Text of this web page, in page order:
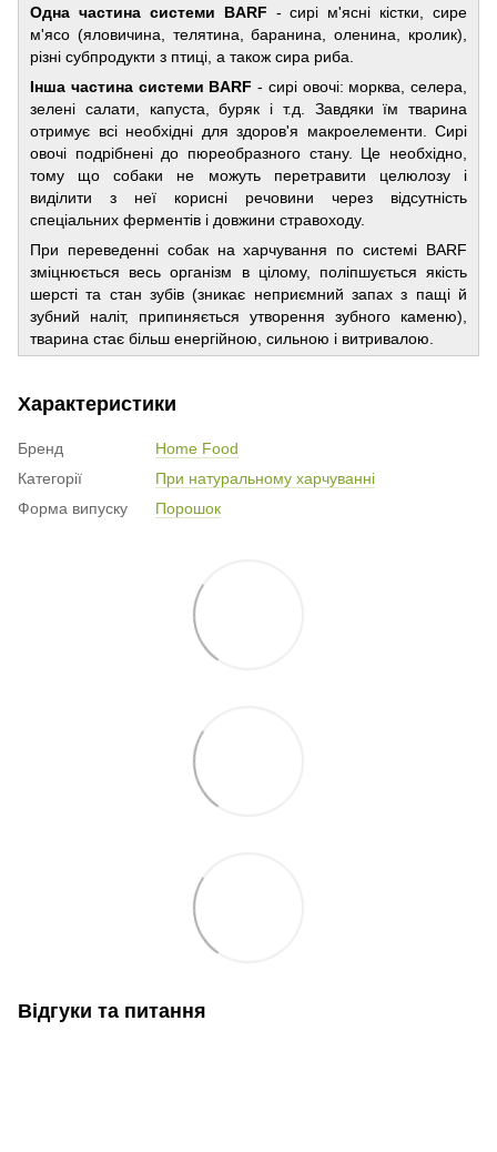
Одна частина системи BARF - сирі м'ясні кістки, сире
м'ясо (яловичина, телятина, баранина, оленина, кролик),
різні субпродукти з птиці, а також сира риба.
Інша частина системи BARF - сирі овочі: морква, селера,
зелені салати, капуста, буряк і т.д. Завдяки їм тварина
отримує всі необхідні для здоров'я макроелементи. Сирі
овочі подрібнені до пюреобразного стану. Це необхідно,
тому що собаки не можуть перетравити целюлозу і
виділити з неї корисні речовини через відсутність
спеціальних ферментів і довжини стравоходу.
При переведенні собак на харчування по системі BARF
зміцнюється весь організм в цілому, поліпшується якість
шерсті та стан зубів (зникає неприємний запах з пащі й
зубний наліт, припиняється утворення зубного каменю),
тварина стає більш енергійною, сильною і витривалою.
Характеристики
Бренд
Home Food
Категорії
При натуральному харчуванні
Форма випуску
Порошок
Відгуки та питання